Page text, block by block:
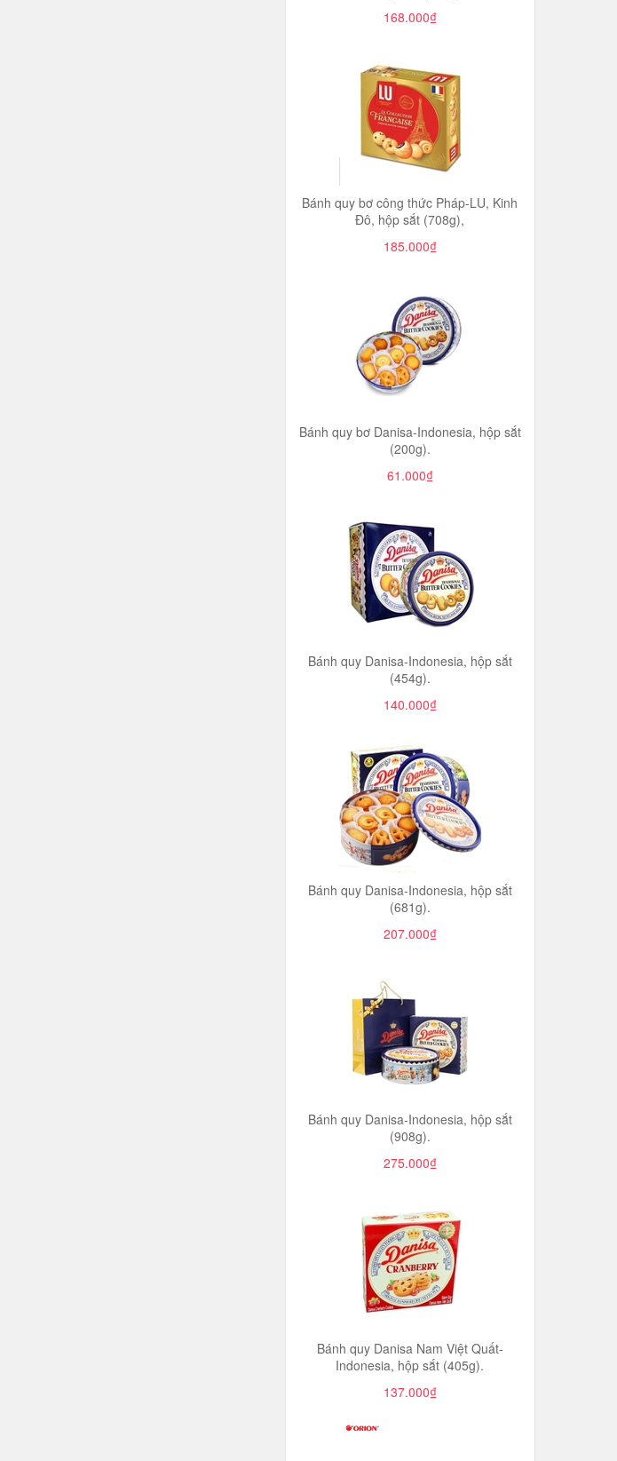
168.000₫
Bánh quy bơ công thức Pháp-LU, Kinh
Đô, hộp sắt (708g),
185.000₫
Bánh quy bơ Danisa-Indonesia, hộp sắt
(200g).
61.000₫
Bánh quy Danisa-Indonesia, hộp sắt
(454g).
140.000₫
Bánh quy Danisa-Indonesia, hộp sắt
(681g).
207.000₫
Bánh quy Danisa-Indonesia, hộp sắt
(908g).
275.000₫
Bánh quy Danisa Nam Việt Quất-
Indonesia, hộp sắt (405g).
137.000₫